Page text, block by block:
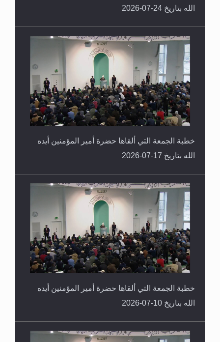
الله بتاريخ 24-07-2026
خطبة الجمعة التي ألقاها حضرة أمير المؤمنين أيده
الله بتاريخ 17-07-2026
خطبة الجمعة التي ألقاها حضرة أمير المؤمنين أيده
الله بتاريخ 10-07-2026